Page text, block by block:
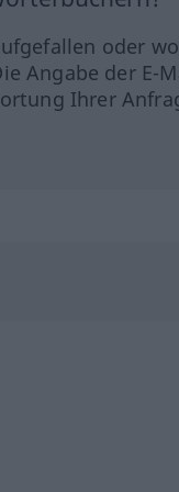
oder
Angabe der
Ihrer